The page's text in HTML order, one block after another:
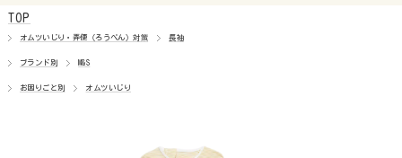
TOP
オムツいじり・弄便（ろうべん）対策 長袖
ブランド別 M&S
お困りごと別 オムツいじり